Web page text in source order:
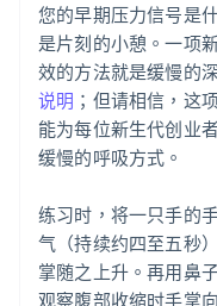
您的早期压力信号是
是片刻的小憩。一项
效的方法就是缓慢的
说明 ；但请相信，这
能为每位新生代创业
缓慢的呼吸方式。
练习时，将一只手的
气（持续约四至五秒
掌随之上升。再用鼻
观察腹部收缩时手掌